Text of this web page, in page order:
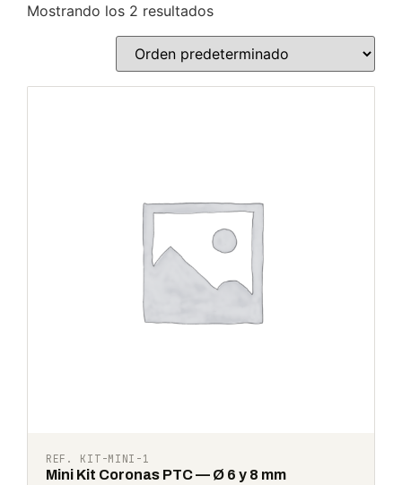
Mostrando los 2 resultados
REF. KIT-MINI-1
Mini Kit Coronas PTC — Ø 6 y 8 mm